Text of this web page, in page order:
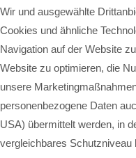
Wir und ausgewählte
Cookies und ähnliche
Navigation auf der Website
Website zu optimieren, die
unsere
personenbezogene Daten
USA) übermittelt werden, in
vergleichbares Schutzniveau